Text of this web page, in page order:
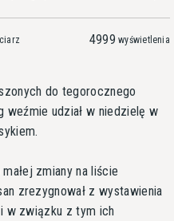
4999 wyświetlenia
do tegorocznego
weźmie udział w niedzielę w
zmiany na liście
zrezygnował z wystawienia
w związku z tym ich